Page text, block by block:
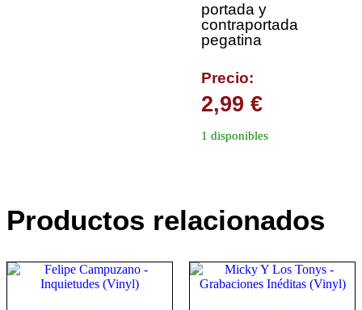
portada y
contraportada
pegatina
Precio:
2,99 €
1 disponibles
Productos relacionados